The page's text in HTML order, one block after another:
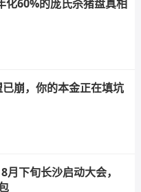
化60%的庞氏杀猪盘真相
崩，你的本金正在填坑
下旬长沙启动大会，